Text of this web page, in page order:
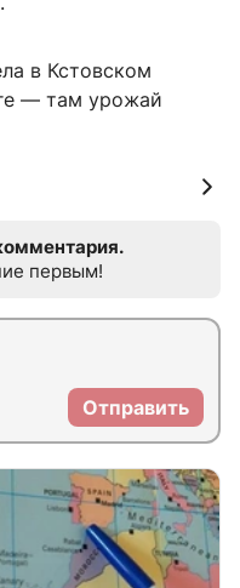
в Кстовском
— там урожай
первым!
Отправить